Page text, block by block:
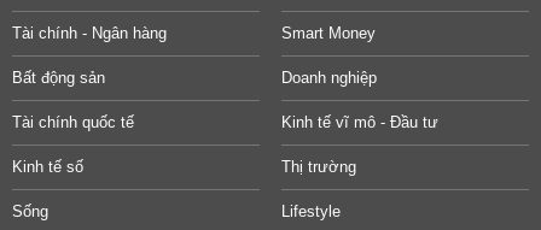
Tài chính - Ngân hàng Smart Money
Bất động sản Doanh nghiệp
Tài chính quốc tế Kinh tế vĩ mô - Đầu tư
Kinh tế số Thị trường
Sống Lifestyle